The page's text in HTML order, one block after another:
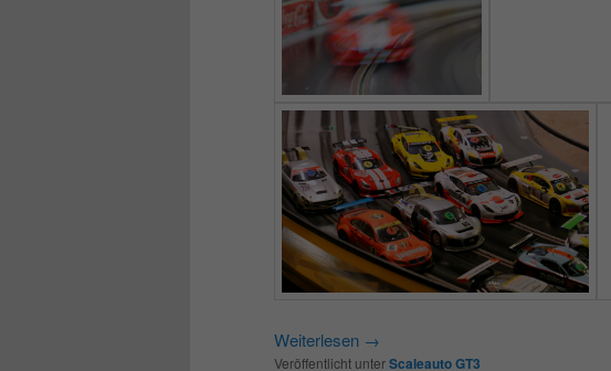
Weiterlesen →
Veröffentlicht unterScaleauto GT3